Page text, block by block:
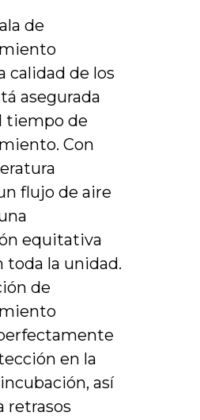
de
calidad de los
asegurada
tiempo de
Con
flujo de aire
equitativa
toda la unidad.
de
en la
así
retrasos